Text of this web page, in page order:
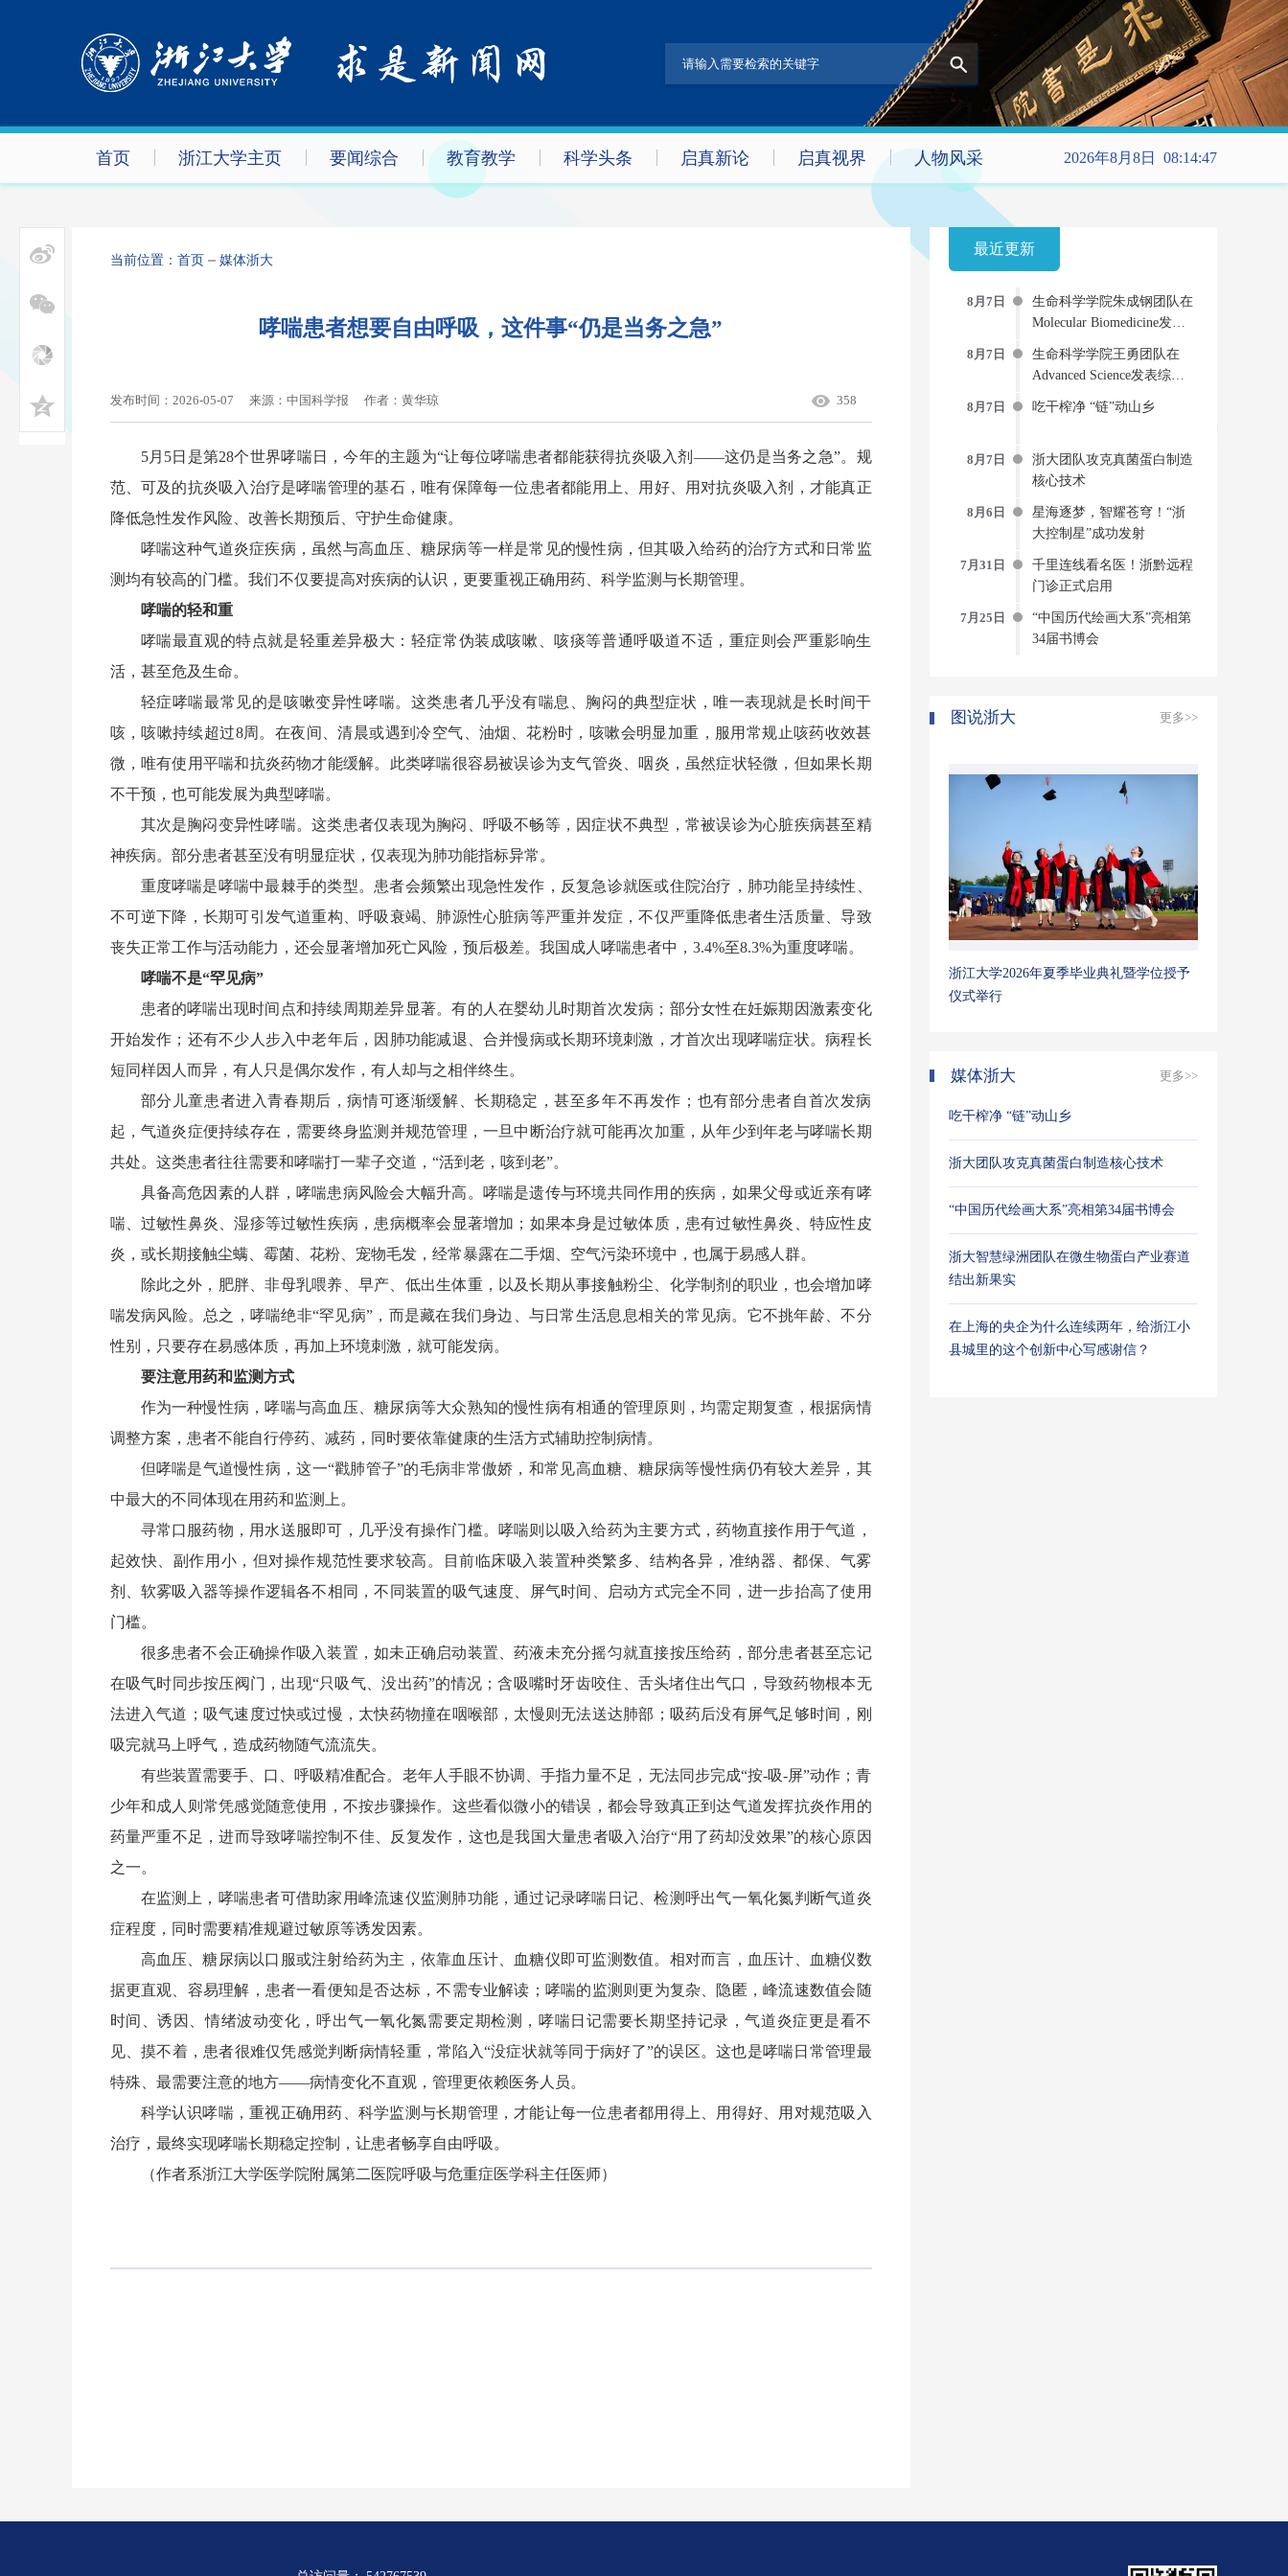
首页 浙江大学主页 要闻综合 教育教学 科学头条 启真新论 启真视界 人物风采 2026年8月8日 08:14:47
当前位置： 首页 媒体浙大
哮喘患者想要自由呼吸，这件事“仍是当务之急”
发布时间：2026-05-07 来源：中国科学报 作者： 黄华琼 358
5月5日是第28个世界哮喘日，今年的主题为“让每位哮喘患者都能获得抗炎吸入剂——这仍是当务之急”。规
范、可及的抗炎吸入治疗是哮喘管理的基石，唯有保障每一位患者都能用上、用好、用对抗炎吸入剂，才能真正
降低急性发作风险、改善长期预后、守护生命健康。
哮喘这种气道炎症疾病，虽然与高血压、糖尿病等一样是常见的慢性病，但其吸入给药的治疗方式和日常监
测均有较高的门槛。我们不仅要提高对疾病的认识，更要重视正确用药、科学监测与长期管理。
哮喘的轻和重
哮喘最直观的特点就是轻重差异极大：轻症常伪装成咳嗽、咳痰等普通呼吸道不适，重症则会严重影响生
活，甚至危及生命。
轻症哮喘最常见的是咳嗽变异性哮喘。这类患者几乎没有喘息、胸闷的典型症状，唯一表现就是长时间干
咳，咳嗽持续超过8周。在夜间、清晨或遇到冷空气、油烟、花粉时，咳嗽会明显加重，服用常规止咳药收效甚
微，唯有使用平喘和抗炎药物才能缓解。此类哮喘很容易被误诊为支气管炎、咽炎，虽然症状轻微，但如果长期
不干预，也可能发展为典型哮喘。
其次是胸闷变异性哮喘。这类患者仅表现为胸闷、呼吸不畅等，因症状不典型，常被误诊为心脏疾病甚至精
神疾病。部分患者甚至没有明显症状，仅表现为肺功能指标异常。
重度哮喘是哮喘中最棘手的类型。患者会频繁出现急性发作，反复急诊就医或住院治疗，肺功能呈持续性、
不可逆下降，长期可引发气道重构、呼吸衰竭、肺源性心脏病等严重并发症，不仅严重降低患者生活质量、导致
丧失正常工作与活动能力，还会显著增加死亡风险，预后极差。我国成人哮喘患者中，3.4%至8.3%为重度哮喘。
哮喘不是“罕见病”
患者的哮喘出现时间点和持续周期差异显著。有的人在婴幼儿时期首次发病；部分女性在妊娠期因激素变化
开始发作；还有不少人步入中老年后，因肺功能减退、合并慢病或长期环境刺激，才首次出现哮喘症状。病程长
短同样因人而异，有人只是偶尔发作，有人却与之相伴终生。
部分儿童患者进入青春期后，病情可逐渐缓解、长期稳定，甚至多年不再发作；也有部分患者自首次发病
起，气道炎症便持续存在，需要终身监测并规范管理，一旦中断治疗就可能再次加重，从年少到年老与哮喘长期
共处。这类患者往往需要和哮喘打一辈子交道，“活到老，咳到老”。
具备高危因素的人群，哮喘患病风险会大幅升高。哮喘是遗传与环境共同作用的疾病，如果父母或近亲有哮
喘、过敏性鼻炎、湿疹等过敏性疾病，患病概率会显著增加；如果本身是过敏体质，患有过敏性鼻炎、特应性皮
炎，或长期接触尘螨、霉菌、花粉、宠物毛发，经常暴露在二手烟、空气污染环境中，也属于易感人群。
除此之外，肥胖、非母乳喂养、早产、低出生体重，以及长期从事接触粉尘、化学制剂的职业，也会增加哮
喘发病风险。总之，哮喘绝非“罕见病”，而是藏在我们身边、与日常生活息息相关的常见病。它不挑年龄、不分
性别，只要存在易感体质，再加上环境刺激，就可能发病。
要注意用药和监测方式
作为一种慢性病，哮喘与高血压、糖尿病等大众熟知的慢性病有相通的管理原则，均需定期复查，根据病情
调整方案，患者不能自行停药、减药，同时要依靠健康的生活方式辅助控制病情。
但哮喘是气道慢性病，这一“戳肺管子”的毛病非常傲娇，和常见高血糖、糖尿病等慢性病仍有较大差异，其
中最大的不同体现在用药和监测上。
寻常口服药物，用水送服即可，几乎没有操作门槛。哮喘则以吸入给药为主要方式，药物直接作用于气道，
起效快、副作用小，但对操作规范性要求较高。目前临床吸入装置种类繁多、结构各异，准纳器、都保、气雾
剂、软雾吸入器等操作逻辑各不相同，不同装置的吸气速度、屏气时间、启动方式完全不同，进一步抬高了使用
门槛。
很多患者不会正确操作吸入装置，如未正确启动装置、药液未充分摇匀就直接按压给药，部分患者甚至忘记
在吸气时同步按压阀门，出现“只吸气、没出药”的情况；含吸嘴时牙齿咬住、舌头堵住出气口，导致药物根本无
法进入气道；吸气速度过快或过慢，太快药物撞在咽喉部，太慢则无法送达肺部；吸药后没有屏气足够时间，刚
吸完就马上呼气，造成药物随气流流失。
有些装置需要手、口、呼吸精准配合。老年人手眼不协调、手指力量不足，无法同步完成“按-吸-屏”动作；青
少年和成人则常凭感觉随意使用，不按步骤操作。这些看似微小的错误，都会导致真正到达气道发挥抗炎作用的
药量严重不足，进而导致哮喘控制不佳、反复发作，这也是我国大量患者吸入治疗“用了药却没效果”的核心原因
之一。
在监测上，哮喘患者可借助家用峰流速仪监测肺功能，通过记录哮喘日记、检测呼出气一氧化氮判断气道炎
症程度，同时需要精准规避过敏原等诱发因素。
高血压、糖尿病以口服或注射给药为主，依靠血压计、血糖仪即可监测数值。相对而言，血压计、血糖仪数
据更直观、容易理解，患者一看便知是否达标，不需专业解读；哮喘的监测则更为复杂、隐匿，峰流速数值会随
时间、诱因、情绪波动变化，呼出气一氧化氮需要定期检测，哮喘日记需要长期坚持记录，气道炎症更是看不
见、摸不着，患者很难仅凭感觉判断病情轻重，常陷入“没症状就等同于病好了”的误区。这也是哮喘日常管理最
特殊、最需要注意的地方——病情变化不直观，管理更依赖医务人员。
科学认识哮喘，重视正确用药、科学监测与长期管理，才能让每一位患者都用得上、用得好、用对规范吸入
治疗，最终实现哮喘长期稳定控制，让患者畅享自由呼吸。
（作者系浙江大学医学院附属第二医院呼吸与危重症医学科主任医师）
最近更新
8月7日
生命科学学院朱成钢团队在
Molecular Biomedicine发文
提出新型“受体-药物偶联
物”双重抗病毒策略
8月7日
生命科学学院王勇团队在
Advanced Science发表综述
AI-物理-实验“三位一体”的
蛋白质动态建模新范式
8月7日 吃干榨净 “链”动山乡
8月7日
浙大团队攻克真菌蛋白制造
核心技术
8月6日
星海逐梦，智耀苍穹！“浙
大控制星”成功发射
7月31日
千里连线看名医！浙黔远程
门诊正式启用
7月25日
“中国历代绘画大系”亮相第
34届书博会
图说浙大 更多>>
浙江大学2026年夏季毕业典礼暨学位授予
仪式举行
媒体浙大 更多>>
吃干榨净 “链”动山乡
浙大团队攻克真菌蛋白制造核心技术
“中国历代绘画大系”亮相第34届书博会
浙大智慧绿洲团队在微生物蛋白产业赛道
结出新果实
在上海的央企为什么连续两年，给浙江小
县城里的这个创新中心写感谢信？